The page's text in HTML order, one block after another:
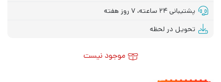
پشتیبانی ۲۴ ساعته، ۷ روز هفته
تحویل در لحظه
موجود نیست